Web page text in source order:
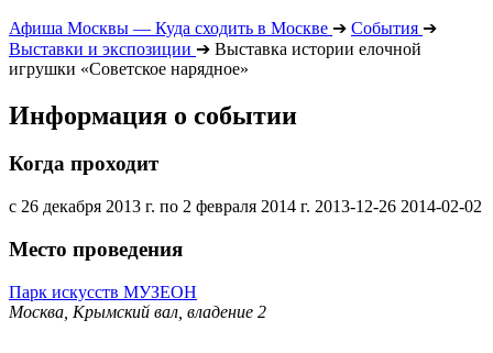
Афиша Москвы — Куда сходить в Москве ➔ События ➔
Выставки и экспозиции ➔ Выставка истории елочной
игрушки «Советское нарядное»
Информация о событии
Когда проходит
с 26 декабря 2013 г. по 2 февраля 2014 г. 2013-12-26 2014-02-02
Место проведения
Парк искусств МУЗЕОН
Москва, Крымский вал, владение 2